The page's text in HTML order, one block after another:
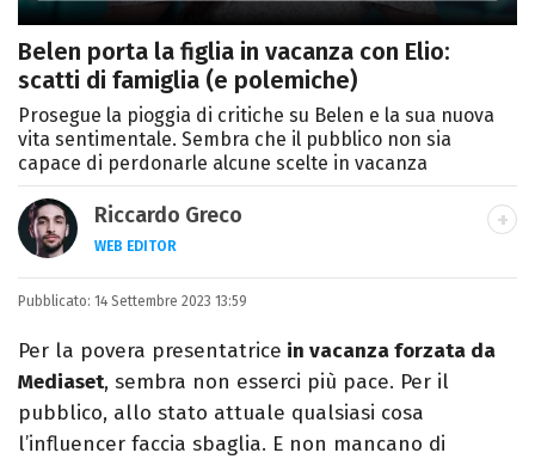
Belen porta la figlia in vacanza con Elio:
scatti di famiglia (e polemiche)
Prosegue la pioggia di critiche su Belen e la sua nuova
vita sentimentale. Sembra che il pubblico non sia
capace di perdonarle alcune scelte in vacanza
Riccardo Greco
WEB EDITOR
LINKEDIN
Si avvicina all'editoria studiando all'IED
come Fashion Editor. Si specializza poi in
Comunicazione digitale, Giornalismo e
Nuovi media presso La Sapienza,
collaborando con alcune testate ed uffici
Pubblicato: 14 Settembre 2023 13:59
Per la povera presentatrice in vacanza forzata da
Mediaset, sembra non esserci più pace. Per il
pubblico, allo stato attuale qualsiasi cosa
l’influencer faccia sbaglia. E non mancano di